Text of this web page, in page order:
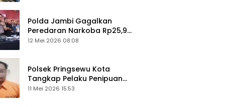
Polda Jambi Gagalkan
Peredaran Narkoba Rp25,9
Miliar, Empat Tersangka
12 Mei 2026 08:08
Polsek Pringsewu Kota
Tangkap Pelaku Penipuan
Mobil, Sempat Kabur ke Jambi
11 Mei 2026 15:53